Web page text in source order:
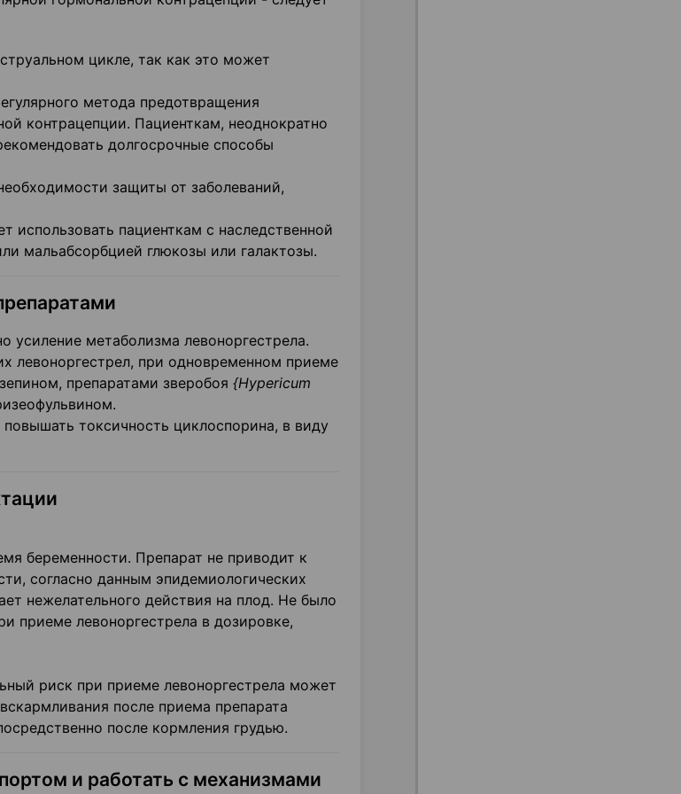
цикле, так как это может
метода предотвращения
контрацепции. Пациенткам, неоднократно
долгосрочные способы
защиты от заболеваний,
использовать пациенткам с наследственной
мальабсорбцией глюкозы или галактозы.
метаболизма левоноргестрела.
левоноргестрел, при одновременном приеме
препаратами зверобоя {Hypericum
токсичность циклоспорина, в виду
беременности. Препарат не приводит к
согласно данным эпидемиологических
нежелательного действия на плод. Не было
приеме левоноргестрела в дозировке,
риск при приеме левоноргестрела может
после приема препарата
после кормления грудью.
и работать с механизмами